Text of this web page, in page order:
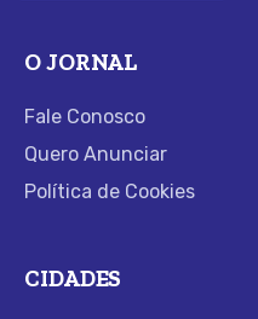
O JORNAL
Fale Conosco
Quero Anunciar
Política de Cookies
CIDADES